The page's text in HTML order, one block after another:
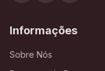
Informações
Sobre Nós